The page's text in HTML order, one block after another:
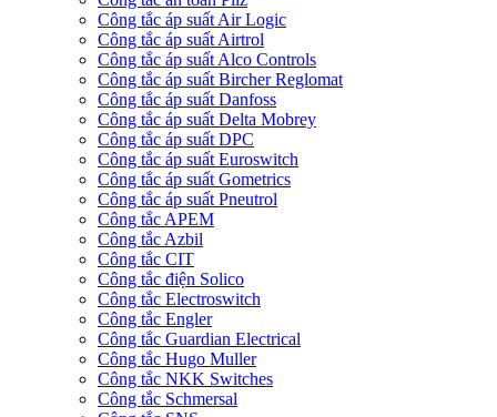
Công tắc áp suất Air Logic
Công tắc áp suất Airtrol
Công tắc áp suất Alco Controls
Công tắc áp suất Bircher Reglomat
Công tắc áp suất Danfoss
Công tắc áp suất Delta Mobrey
Công tắc áp suất DPC
Công tắc áp suất Euroswitch
Công tắc áp suất Gometrics
Công tắc áp suất Pneutrol
Công tắc APEM
Công tắc Azbil
Công tắc CIT
Công tắc điện Solico
Công tắc Electroswitch
Công tắc Engler
Công tắc Guardian Electrical
Công tắc Hugo Muller
Công tắc NKK Switches
Công tắc Schmersal